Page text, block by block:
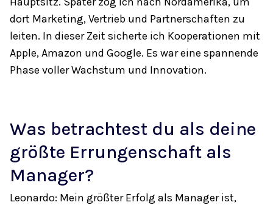
dort Marketing, Vertrieb und Partnerschaften zu
leiten. In dieser Zeit sicherte ich Kooperationen mit
Apple, Amazon und Google. Es war eine spannende
Phase voller Wachstum und Innovation.
Was betrachtest du als deine
größte Errungenschaft als
Manager?
Leonardo: Mein größter Erfolg als Manager ist,